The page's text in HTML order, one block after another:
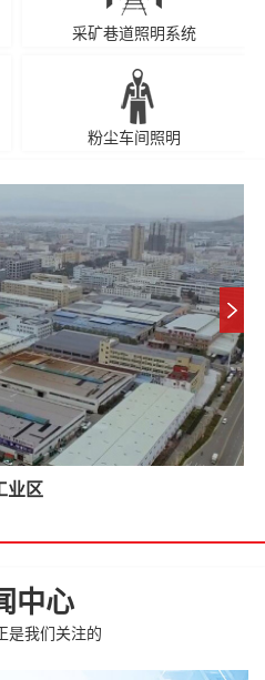
采矿巷道照明系统
粉尘车间照明
业区
中心
是我们关注的